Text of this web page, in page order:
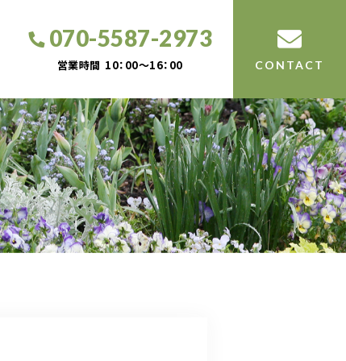
070-5587-2973
営業時間 10：00～16：00 CONTACT